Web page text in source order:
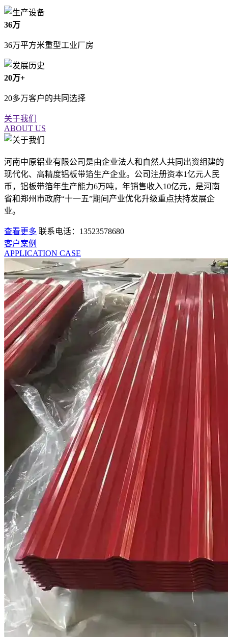
36万
36万平方米重型工业厂房
20万+
20多万客户的共同选择
关于我们
ABOUT US
河南中原铝业有限公司是由企业法人和自然人共同出资组建的
现代化、高精度铝板带箔生产企业。公司注册资本1亿元人民
币，铝板带箔年生产能力6万吨，年销售收入10亿元，是河南
省和郑州市政府“十一五”期间产业优化升级重点扶持发展企
业。
查看更多 联系电话：13523578680
客户案例
APPLICATION CASE